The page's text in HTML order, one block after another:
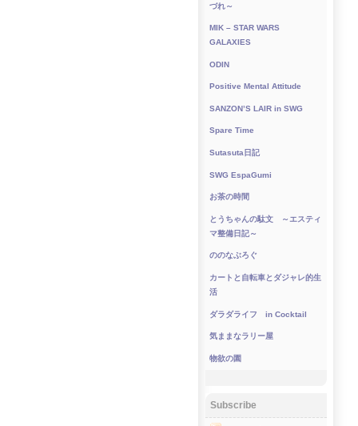
づれ～
MIK – STAR WARS
GALAXIES
ODIN
Positive Mental Attitude
SANZON’S LAIR in SWG
Spare Time
Sutasuta日記
SWG EspaGumi
お茶の時間
とうちゃんの駄文 ～エスティ
マ整備日記～
ののなぶろぐ
カートと自転車とダジャレ的生
活
ダラダライフ in Cocktail
気ままなラリー屋
物欲の園
Subscribe